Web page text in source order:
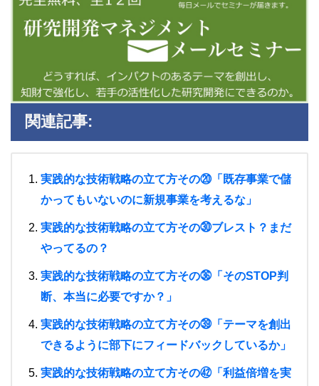
関連記事:
実践的な技術戦略の立て方その⑳「既存事業で儲
かってもいないのに新規事業を考えるな」
実践的な技術戦略の立て方その㉚ブレスト？まだ
やってるの？
実践的な技術戦略の立て方その㊱「そのSTOP判
断、本当に必要ですか？」
実践的な技術戦略の立て方その㊴「テーマを創出
できるように部下にフィードバックしているか」
実践的な技術戦略の立て方その㊷「利益倍増を実